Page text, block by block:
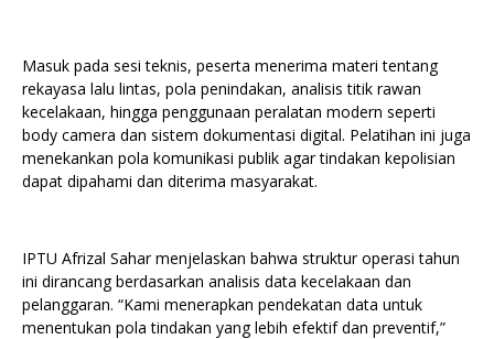
Masuk pada sesi teknis, peserta menerima materi tentang
rekayasa lalu lintas, pola penindakan, analisis titik rawan
kecelakaan, hingga penggunaan peralatan modern seperti
body camera dan sistem dokumentasi digital. Pelatihan ini juga
menekankan pola komunikasi publik agar tindakan kepolisian
dapat dipahami dan diterima masyarakat.
IPTU Afrizal Sahar menjelaskan bahwa struktur operasi tahun
ini dirancang berdasarkan analisis data kecelakaan dan
pelanggaran. “Kami menerapkan pendekatan data untuk
menentukan pola tindakan yang lebih efektif dan preventif,”